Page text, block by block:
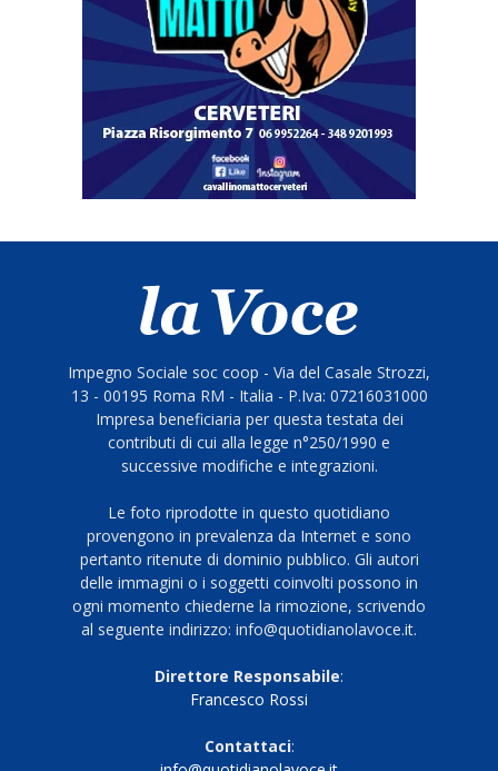
Impegno Sociale soc coop - Via del Casale Strozzi,
13 - 00195 Roma RM - Italia - P.Iva: 07216031000
Impresa beneficiaria per questa testata dei
contributi di cui alla legge n°250/1990 e
successive modifiche e integrazioni.
Le foto riprodotte in questo quotidiano
provengono in prevalenza da Internet e sono
pertanto ritenute di dominio pubblico. Gli autori
delle immagini o i soggetti coinvolti possono in
ogni momento chiederne la rimozione, scrivendo
al seguente indirizzo: info@quotidianolavoce.it.
Direttore Responsabile:
Francesco Rossi
Contattaci: